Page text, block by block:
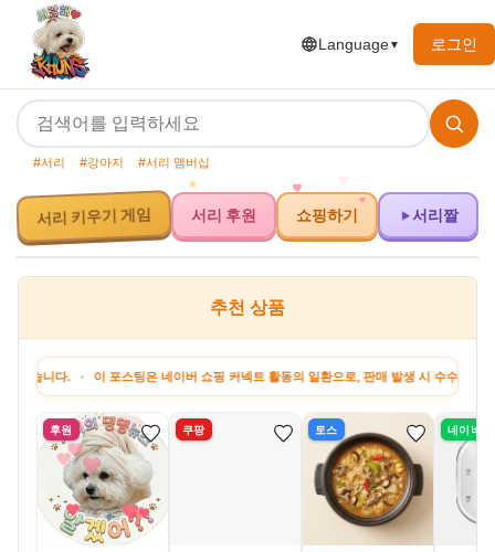
Language▼ 로그인
#서리 #강아지 #서리 맴버십
서리 키우기 게임 서리 후원 쇼핑하기 서리짤
추천 상품
다. · 이 포스팅은 네이버 쇼핑 커넥트 활동의 일환으로, 판매 발생 시 수수료를 제
후원 쿠팡 토스 네이버